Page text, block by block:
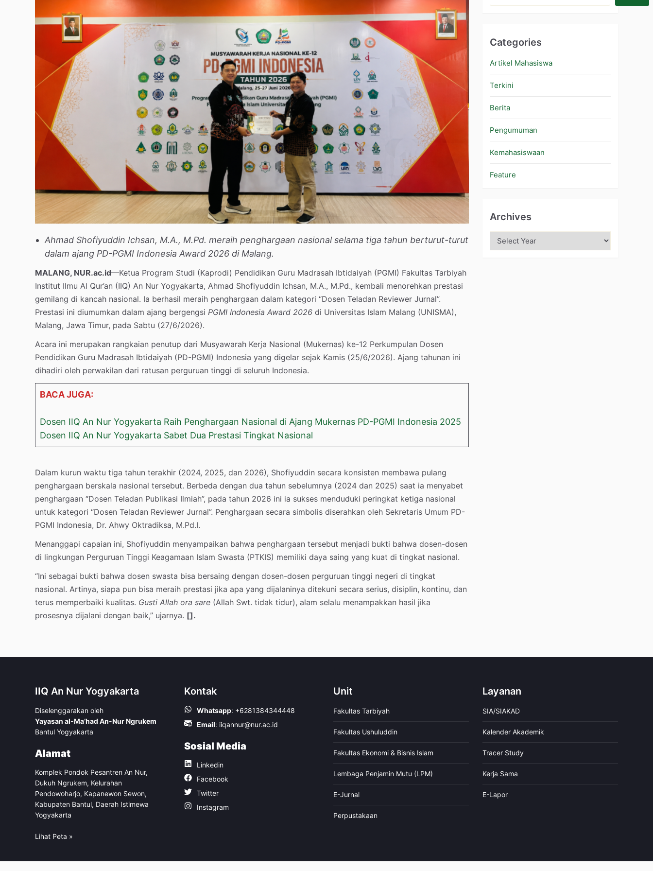
Ahmad Shofiyuddin Ichsan, M.A., M.Pd. meraih penghargaan nasional selama tiga tahun berturut-turut
dalam ajang PD-PGMI Indonesia Award 2026 di Malang.
MALANG, NUR.ac.id—Ketua Program Studi (Kaprodi) Pendidikan Guru Madrasah Ibtidaiyah (PGMI) Fakultas Tarbiyah
Institut Ilmu Al Qur’an (IIQ) An Nur Yogyakarta, Ahmad Shofiyuddin Ichsan, M.A., M.Pd., kembali menorehkan prestasi
gemilang di kancah nasional. Ia berhasil meraih penghargaan dalam kategori “Dosen Teladan Reviewer Jurnal”.
Prestasi ini diumumkan dalam ajang bergengsi PGMI Indonesia Award 2026 di Universitas Islam Malang (UNISMA),
Malang, Jawa Timur, pada Sabtu (27/6/2026).
Acara ini merupakan rangkaian penutup dari Musyawarah Kerja Nasional (Mukernas) ke-12 Perkumpulan Dosen
Pendidikan Guru Madrasah Ibtidaiyah (PD-PGMI) Indonesia yang digelar sejak Kamis (25/6/2026). Ajang tahunan ini
dihadiri oleh perwakilan dari ratusan perguruan tinggi di seluruh Indonesia.
BACA JUGA:
Dosen IIQ An Nur Yogyakarta Raih Penghargaan Nasional di Ajang Mukernas PD-PGMI Indonesia 2025
Dosen IIQ An Nur Yogyakarta Sabet Dua Prestasi Tingkat Nasional
Dalam kurun waktu tiga tahun terakhir (2024, 2025, dan 2026), Shofiyuddin secara konsisten membawa pulang
penghargaan berskala nasional tersebut. Berbeda dengan dua tahun sebelumnya (2024 dan 2025) saat ia menyabet
penghargaan “Dosen Teladan Publikasi Ilmiah”, pada tahun 2026 ini ia sukses menduduki peringkat ketiga nasional
untuk kategori “Dosen Teladan Reviewer Jurnal”. Penghargaan secara simbolis diserahkan oleh Sekretaris Umum PD-
PGMI Indonesia, Dr. Ahwy Oktradiksa, M.Pd.I.
Menanggapi capaian ini, Shofiyuddin menyampaikan bahwa penghargaan tersebut menjadi bukti bahwa dosen-dosen
di lingkungan Perguruan Tinggi Keagamaan Islam Swasta (PTKIS) memiliki daya saing yang kuat di tingkat nasional.
“Ini sebagai bukti bahwa dosen swasta bisa bersaing dengan dosen-dosen perguruan tinggi negeri di tingkat
nasional. Artinya, siapa pun bisa meraih prestasi jika apa yang dijalaninya ditekuni secara serius, disiplin, kontinu, dan
terus memperbaiki kualitas. Gusti Allah ora sare (Allah Swt. tidak tidur), alam selalu menampakkan hasil jika
prosesnya dijalani dengan baik,” ujarnya. [].
Categories
Artikel Mahasiswa
Terkini
Berita
Pengumuman
Kemahasiswaan
Feature
Archives
IIQ An Nur Yogyakarta
Diselenggarakan oleh
Yayasan al-Ma’had An-Nur Ngrukem
Bantul Yogyakarta
Alamat
Komplek Pondok Pesantren An Nur,
Dukuh Ngrukem, Kelurahan
Pendowoharjo, Kapanewon Sewon,
Kabupaten Bantul, Daerah Istimewa
Yogyakarta
Lihat Peta »
Kontak
Whatsapp: +6281384344448
Email: iiqannur@nur.ac.id
Sosial Media
Linkedin
Facebook
Twitter
Instagram
Unit
Fakultas Tarbiyah
Fakultas Ushuluddin
Fakultas Ekonomi & Bisnis Islam
Lembaga Penjamin Mutu (LPM)
E-Jurnal
Perpustakaan
Layanan
SIA/SIAKAD
Kalender Akademik
Tracer Study
Kerja Sama
E-Lapor